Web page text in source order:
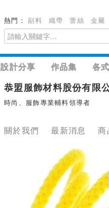
熱門：副料 織帶 蕾絲 金屬
設計分享 作品集 各
恭盟服飾材料股份有限
時尚、服飾專業輔料領導者
關於我們 最新消息 商